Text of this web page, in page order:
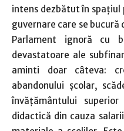
intens dezbătut în
guvernare care se
Parlament ignoră cu
devastatoare ale
aminti doar câteva:
abandonului școlar,
învățământului
didactică din cauza